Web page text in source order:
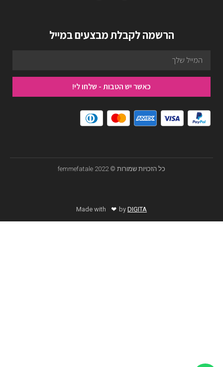
הרשמה לקבלת מבצעים במייל
כאשר יש הטבות - שלחו לי!
כל הזכויות שמורות © femmefatale 2022
Made with ❤ byDIGITA